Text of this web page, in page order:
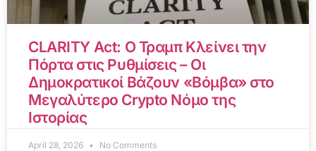
CLARITY Act: Ο Τραμπ Κλείνει την
Πόρτα στις Ρυθμίσεις – Οι
Δημοκρατικοί Βάζουν «Βόμβα» στο
Μεγαλύτερο Crypto Νόμο της
Ιστορίας
April 28, 2026 No Comments